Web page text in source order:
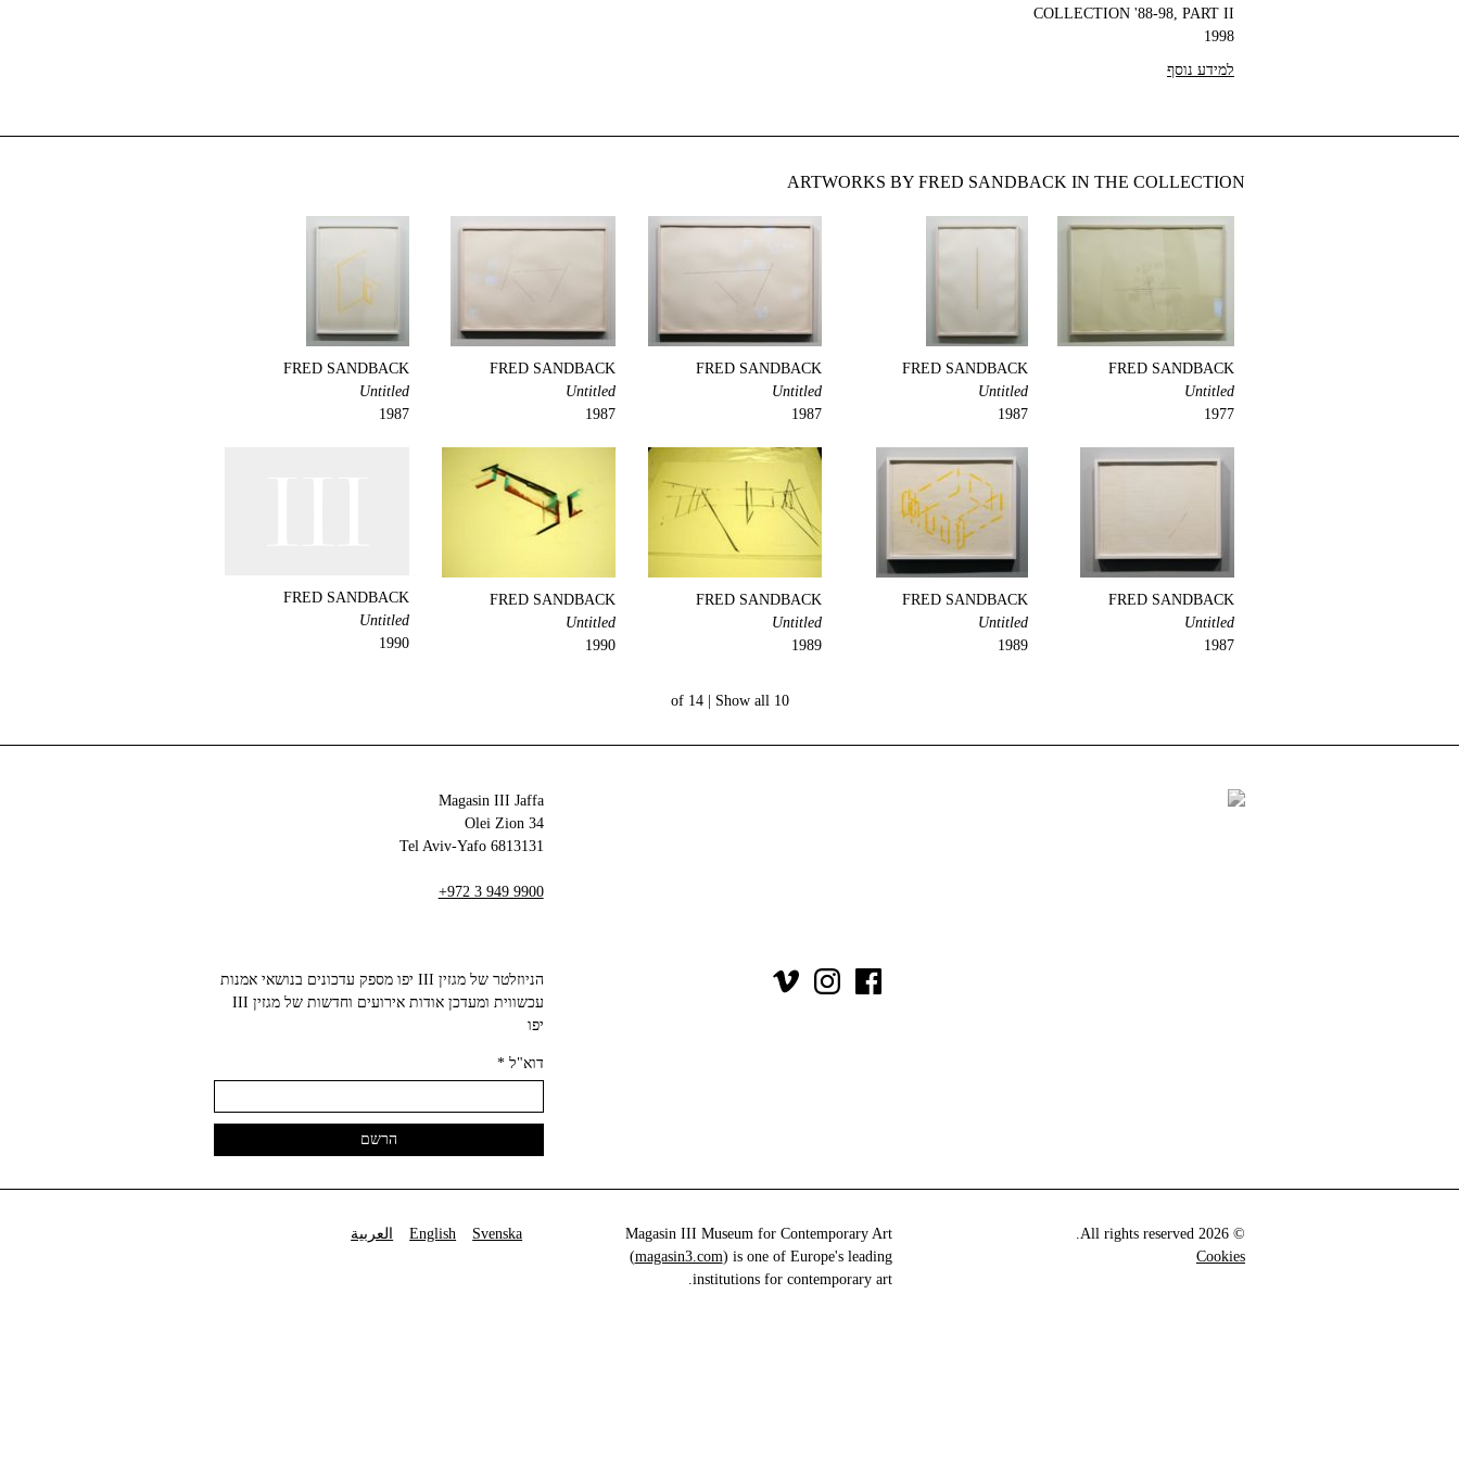
COLLECTION '88-98, PART II
1998
למידע נוסף
ARTWORKS BY FRED SANDBACK IN THE COLLECTION
FRED SANDBACK
Untitled
1977
FRED SANDBACK
Untitled
1987
FRED SANDBACK
Untitled
1987
FRED SANDBACK
Untitled
1987
FRED SANDBACK
Untitled
1987
FRED SANDBACK
Untitled
1987
FRED SANDBACK
Untitled
1989
FRED SANDBACK
Untitled
1989
FRED SANDBACK
Untitled
1990
FRED SANDBACK
Untitled
1990
10 of 14 |
Show all
Magasin III Jaffa
34 Olei Zion
6813131 Tel Aviv-Yafo
+972 3 949 9900
הניוזלטר של מגזין III יפו מספק עדכונים בנושאי אמנות
עכשווית ומעדכן אודות אירועים וחדשות של מגזין III
יפו‬
דוא"ל*
Svenska
English العربية
Magasin III Museum for Contemporary Art
(magasin3.com) is one of Europe's leading
institutions for contemporary art.
© 2026 All rights reserved.
Cookies